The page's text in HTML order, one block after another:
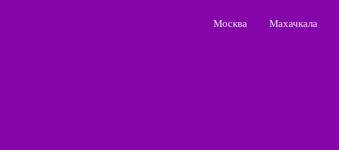
Москва Махачкала